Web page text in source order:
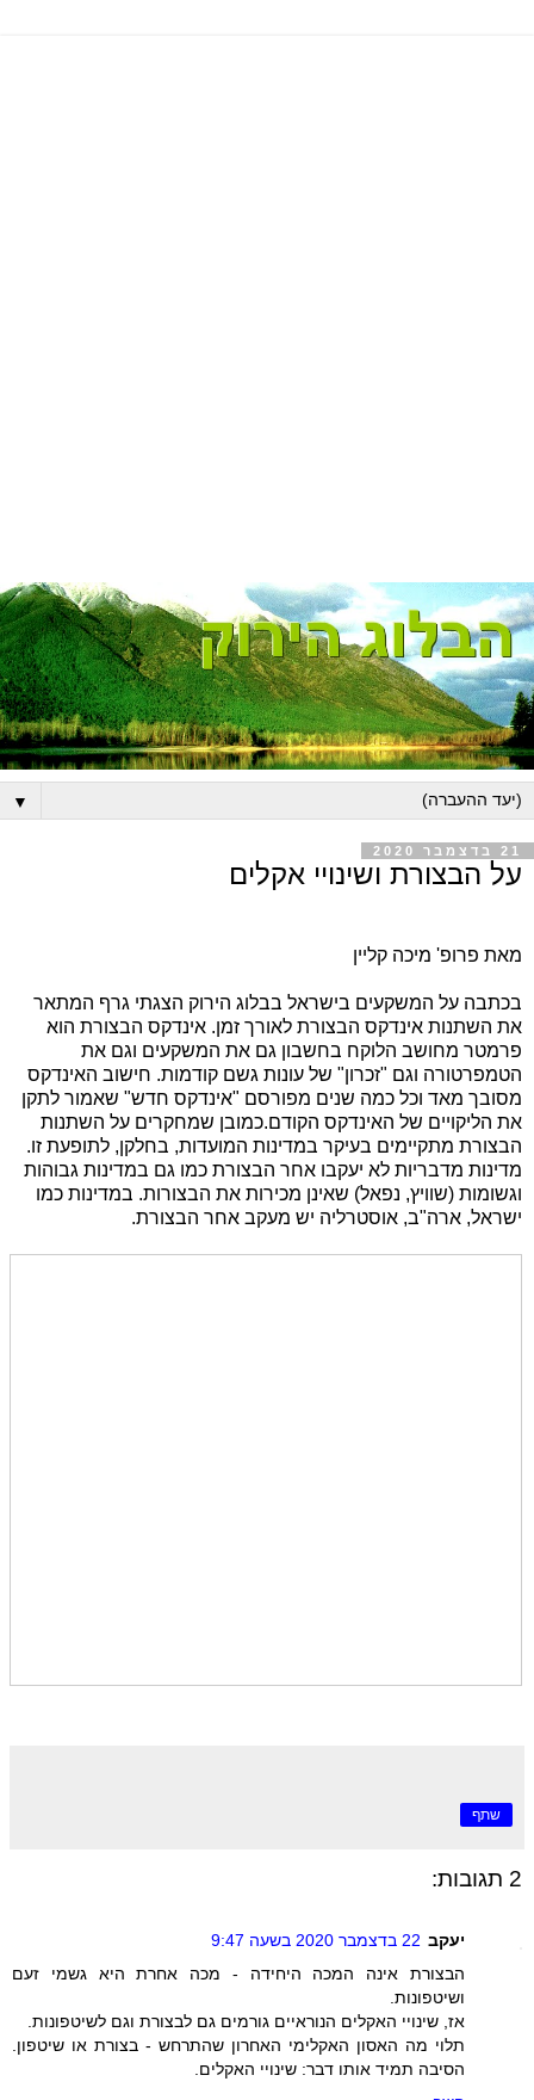
▼
21 בדצמבר 2020
על הבצורת ושינויי אקלים
מאת פרופ' מיכה קליין
בכתבה על המשקעים בישראל בבלוג הירוק הצגתי גרף המתאר
את השתנות אינדקס הבצורת לאורך זמן. אינדקס הבצורת הוא
פרמטר מחושב הלוקח בחשבון גם את המשקעים וגם את
הטמפרטורה וגם "זכרון" של עונות גשם קודמות. חישוב האינדקס
מסובך מאד וכל כמה שנים מפורסם "אינדקס חדש" שאמור לתקן
את הליקויים של האינדקס הקודם.כמובן שמחקרים על השתנות
הבצורת מתקיימים בעיקר במדינות המועדות, בחלקן, לתופעת זו.
מדינות מדבריות לא יעקבו אחר הבצורת כמו גם במדינות גבוהות
וגשומות (שוויץ, נפאל) שאינן מכירות את הבצורות. במדינות כמו
ישראל, ארה"ב, אוסטרליה יש מעקב אחר הבצורת.
שתף
2 תגובות:
יעקב 22 בדצמבר 2020 בשעה 9:47
הבצורת אינה המכה היחידה - מכה אחרת היא גשמי זעם
ושיטפונות.
אז, שינויי האקלים הנוראיים גורמים גם לבצורת וגם לשיטפונות.
תלוי מה האסון האקלימי האחרון שהתרחש - בצורת או שיטפון.
הסיבה תמיד אותו דבר: שינויי האקלים.